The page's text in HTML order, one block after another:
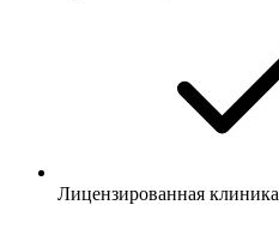
Лицензированная клиника